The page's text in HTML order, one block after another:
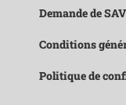
Demande de SAV
Conditions
Politique de